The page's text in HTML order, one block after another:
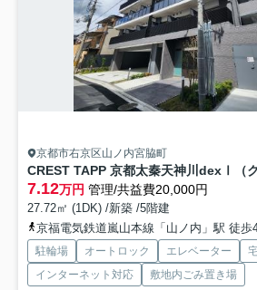
京都市右京区山ノ内宮脇町
7.12万円 管理/共益費20,000円
27.72㎡ (1DK) /新築 /5階建
京福電気鉄道嵐山本線「山ノ内」駅 徒歩
駐輪場 オートロック エレベーター
インターネット対応
敷地内ごみ置き場